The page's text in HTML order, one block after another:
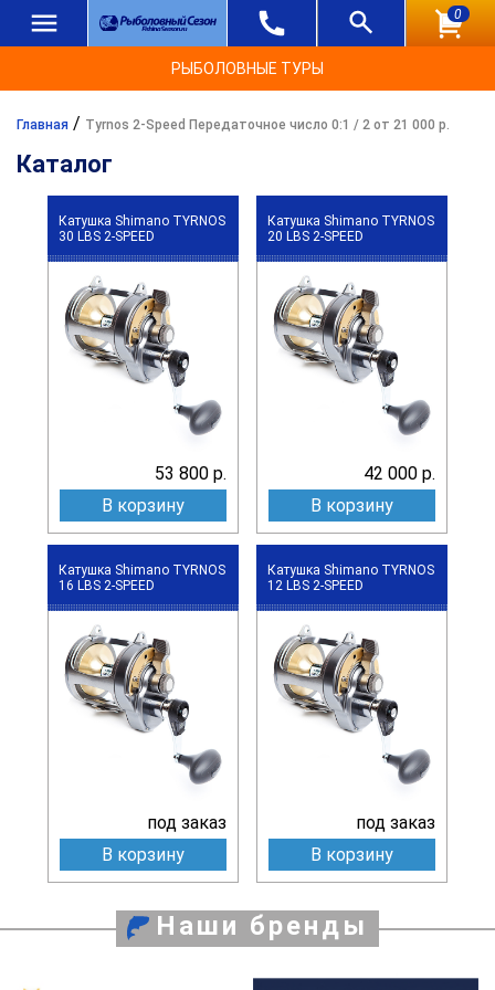
0
РЫБОЛОВНЫЕ ТУРЫ
Главная / Tyrnos 2-Speed Передаточное число 0:1 / 2 от 21 000 р.
Каталог
Катушка Shimano TYRNOS
30 LBS 2-SPEED
53 800 р.
В корзину
Катушка Shimano TYRNOS
20 LBS 2-SPEED
42 000 р.
В корзину
Катушка Shimano TYRNOS
16 LBS 2-SPEED
под заказ
В корзину
Катушка Shimano TYRNOS
12 LBS 2-SPEED
под заказ
В корзину
Наши бренды